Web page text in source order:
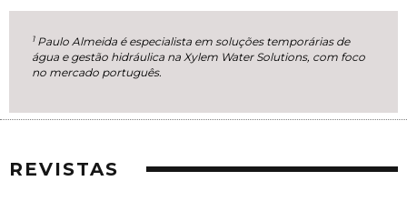
1Paulo Almeida é especialista em soluções temporárias de
água e gestão hidráulica na Xylem Water Solutions, com foco
no mercado português.
REVISTAS